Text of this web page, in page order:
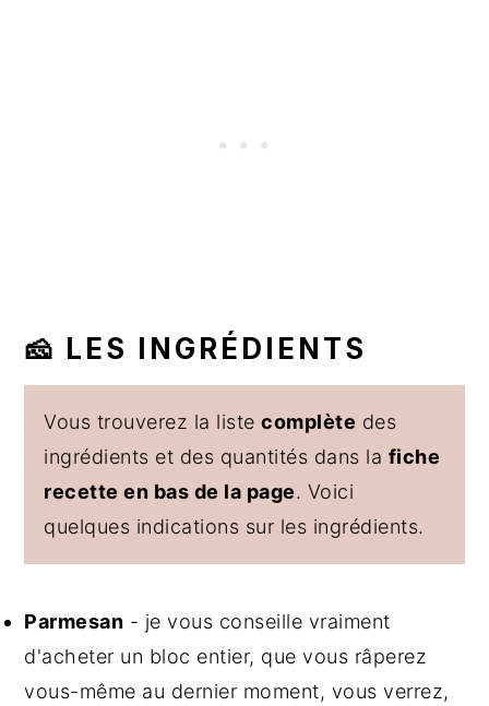
🧀 LES INGRÉDIENTS
Vous trouverez la listecomplète des
ingrédients et des quantités dans la fiche
recette en bas de la page. Voici
quelques indications sur les ingrédients.
Parmesan - je vous conseille vraiment
d'acheter un bloc entier, que vous râperez
vous-même au dernier moment, vous verrez,